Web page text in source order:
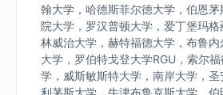
翰大学，哈德斯菲尔德大学，伯恩
院大学，罗汉普顿大学，爱丁堡玛
林威治大学，赫特福德大学，布鲁
大学，罗伯特戈登大学RGU，索尔
学，威斯敏斯特大学，南岸大学，
利茅斯大学，牛津布鲁克斯大学，